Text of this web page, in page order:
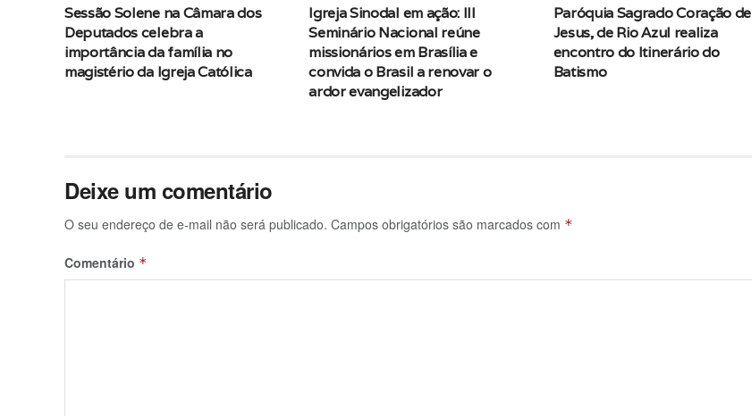
Sessão Solene na Câmara dos
Deputados celebra a
importância da família no
magistério da Igreja Católica
Igreja Sinodal em ação: III
Seminário Nacional reúne
missionários em Brasília e
convida o Brasil a renovar o
ardor evangelizador
Paróquia Sagrado Coração de
Jesus, de Rio Azul realiza
encontro do Itinerário do
Batismo
Deixe um comentário
O seu endereço de e-mail não será publicado. Campos obrigatórios são marcados com *
Comentário *